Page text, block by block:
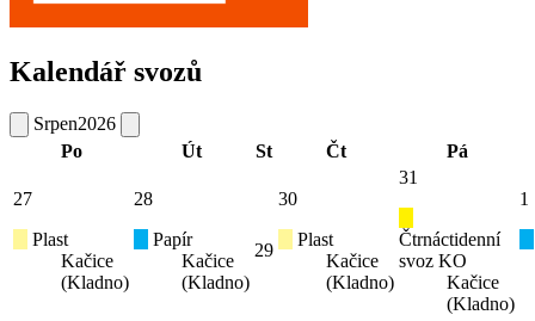
Kalendář svozů
Srpen2026
Po
Út St Čt Pá
27
Plast
Kačice
(Kladno)
28
Papír
Kačice
(Kladno)
29
30
Plast
Kačice
(Kladno)
31
Čtrnáctidenní
svoz KO
Kačice
(Kladno)
1